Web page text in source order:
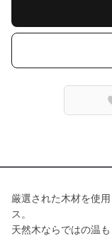
厳選された木材を使
ス。
天然木ならではの温